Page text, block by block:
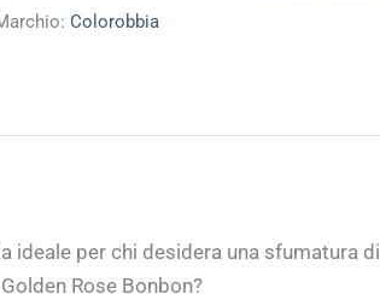
Colorobbia
ideale per chi desidera una sfumatura
Rose Bonbon?